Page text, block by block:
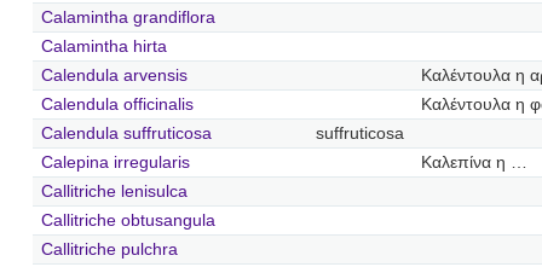
Calamintha grandiflora
Calamintha hirta
Calendula arvensis
Καλέντουλα η
Calendula officinalis
Καλέντουλα η
Calendula suffruticosa
suffruticosa
Calepina irregularis
Καλεπίνα η …
Callitriche lenisulca
Callitriche obtusangula
Callitriche pulchra